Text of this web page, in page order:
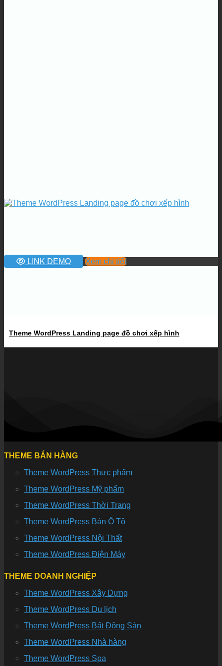
LINK DEMO Xem chi tiết
Theme WordPress Landing page đồ chơi xếp hình
THEME BÁN HÀNG
Theme WordPress Thực phẩm
Theme WordPress Mỹ phẩm
Theme WordPress Thời Trang
Theme WordPress Bán Ô Tô
Theme WordPress Nội Thất
Theme WordPress Điện Máy
THEME DOANH NGHIỆP
Theme WordPress Xây Dựng
Theme WordPress Du lịch
Theme WordPress Bất Động Sản
Theme WordPress Nhà hàng
Theme WordPress Spa